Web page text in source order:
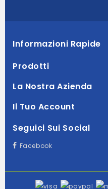
Informazioni Rapide
Prodotti
La Nostra Azienda
Il Tuo Account
Seguici Sui Social
Facebook